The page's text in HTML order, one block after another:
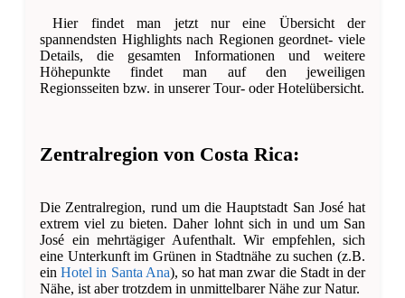
Hier findet man jetzt nur eine Übersicht der
spannendsten Highlights nach Regionen geordnet- viele
Details, die gesamten Informationen und weitere
Höhepunkte findet man auf den jeweiligen
Regionsseiten bzw. in unserer Tour- oder Hotelübersicht.
Zentralregion von Costa Rica:
Die Zentralregion, rund um die Hauptstadt San José hat
extrem viel zu bieten. Daher lohnt sich in und um San
José ein mehrtägiger Aufenthalt. Wir empfehlen, sich
eine Unterkunft im Grünen in Stadtnähe zu suchen (z.B.
einHotel in Santa Ana), so hat man zwar die Stadt in der
Nähe, ist aber trotzdem in unmittelbarer Nähe zur Natur.